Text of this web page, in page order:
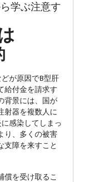
学ぶ注意す
が原因でB型肝
給付金を請求す
背景には、国が
射器を複数人に
感染してしまっ
り、多くの被害
支障を来すこと
を受け取るこ